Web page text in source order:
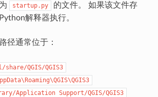
startup.py
的文件。 如果该文件存
解释器执行。
径通常位于：
QGIS/QGIS3
Application Support/QGIS/QGIS3